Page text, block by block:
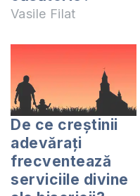
Vasile Filat
De ce creştinii
adevăraţi
frecventează
serviciile divine